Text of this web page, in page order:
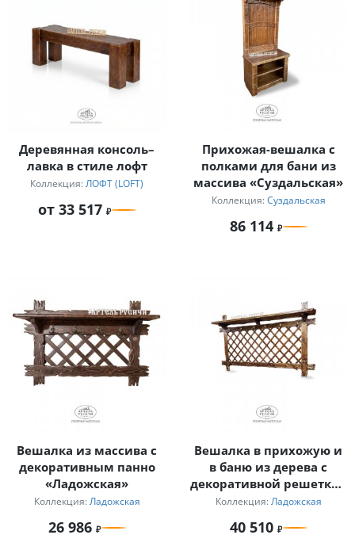
Деревянная консоль–
лавка в стиле лофт
Коллекция: ЛОФТ (LOFT)
от 33 517
Прихожая-вешалка с
полками для бани из
массива «Суздальская»
Коллекция: Суздальская
86 114
Вешалка из массива с
декоративным панно
«Ладожская»
Коллекция: Ладожская
26 986
Вешалка в прихожую и
в баню из дерева с
декоративной решеткой
и полочкой
Коллекция: Ладожская
40 510